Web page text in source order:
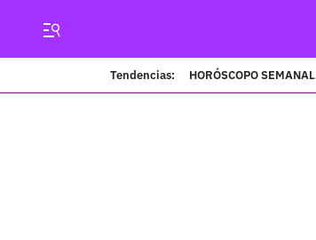
Tendencias: HORÓSCOPO SEMANAL